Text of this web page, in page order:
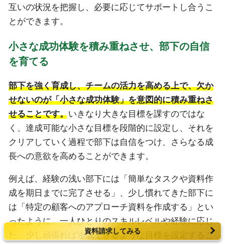
互いの状況を把握し、必要に応じてサポートし合うこ
とができます。
小さな成功体験を積み重ねさせ、部下の自信
を育てる
部下を強く育成し、チームの活力を高める上で、欠か
せないのが「小さな成功体験」を意図的に積み重ねさ
せることです。 いきなり大きな目標を課すのではな
く、達成可能な小さな目標を段階的に設定し、それを
クリアしていく過程で部下は自信をつけ、さらなる成
長への意欲を高めることができます。
例えば、経験の浅い部下には「簡単なタスクや資料作
成を期日までに完了させる」、少し慣れてきた部下に
は「特定の顧客へのアプローチ資料を作成する」とい
ったように、一人ひとりのスキルレベルや経験に応じ
た、少し頑張れば達成できるような目標を設定するこ
資料請求してみる